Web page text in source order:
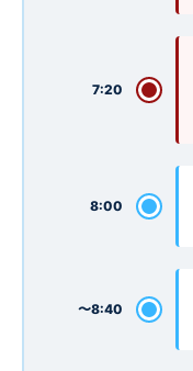
7:20
8:00
〜8:40